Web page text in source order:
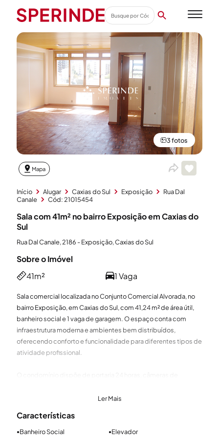
3 fotos
Mapa
Início Alugar Caxias do Sul Exposição
Rua Dal
Canale
Cód: 21015454
Sala com 41m² no bairro Exposição em Caxias do
Sul
Rua Dal Canale, 2186 - Exposição, Caxias do Sul
Sobre o Imóvel
41m²
1 Vaga
Sala comercial localizada no Conjunto Comercial Alvorada, no
bairro Exposição, em Caxias do Sul, com 41,24 m² de área útil,
banheiro social e 1 vaga de garagem. O espaço conta com
infraestrutura moderna e ambientes bem distribuídos,
oferecendo conforto e funcionalidade para diferentes tipos de
atividade profissional.
e monitoramento contínuo. Há possibilidade de locação
conveniência e segurança. OBS: além das taxas informadas,
verifique os valores de condomínio e IPTU do box.
Ler Mais
Características
●Banheiro Social ●Elevador